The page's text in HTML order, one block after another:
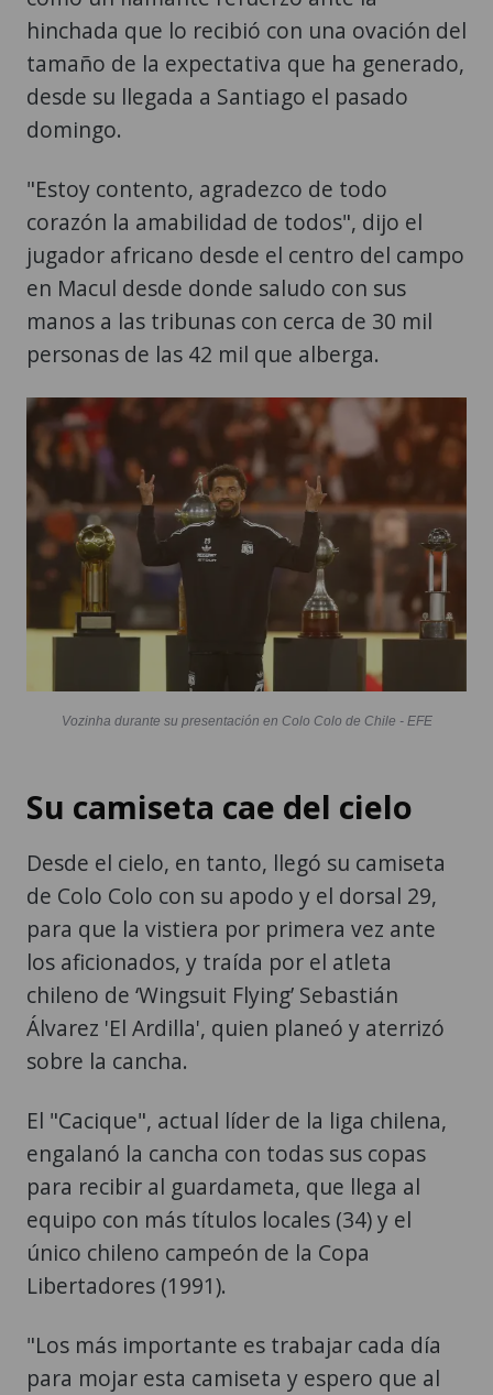
hinchada que lo recibió con una ovación del
tamaño de la expectativa que ha generado,
desde su llegada a Santiago el pasado
domingo.
"Estoy contento, agradezco de todo
corazón la amabilidad de todos", dijo el
jugador africano desde el centro del campo
en Macul desde donde saludo con sus
manos a las tribunas con cerca de 30 mil
personas de las 42 mil que alberga.
Vozinha durante su presentación en Colo Colo de Chile - EFE
Su camiseta cae del cielo
Desde el cielo, en tanto, llegó su camiseta
de Colo Colo con su apodo y el dorsal 29,
para que la vistiera por primera vez ante
los aficionados, y traída por el atleta
chileno de ‘Wingsuit Flying’ Sebastián
Álvarez 'El Ardilla', quien planeó y aterrizó
sobre la cancha.
El "Cacique", actual líder de la liga chilena,
engalanó la cancha con todas sus copas
para recibir al guardameta, que llega al
equipo con más títulos locales (34) y el
único chileno campeón de la Copa
Libertadores (1991).
"Los más importante es trabajar cada día
para mojar esta camiseta y espero que al